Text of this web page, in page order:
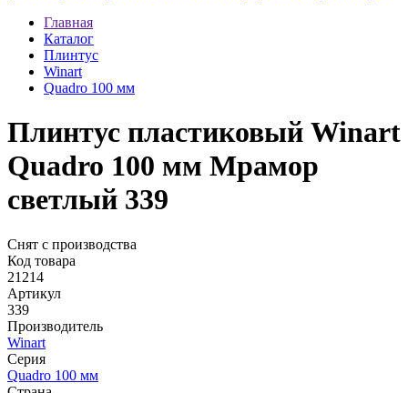
Главная
Каталог
Плинтус
Winart
Quadro 100 мм
Плинтус пластиковый Winart
Quadro 100 мм Мрамор
светлый 339
Снят с производства
Код товара
21214
Артикул
339
Производитель
Winart
Серия
Quadro 100 мм